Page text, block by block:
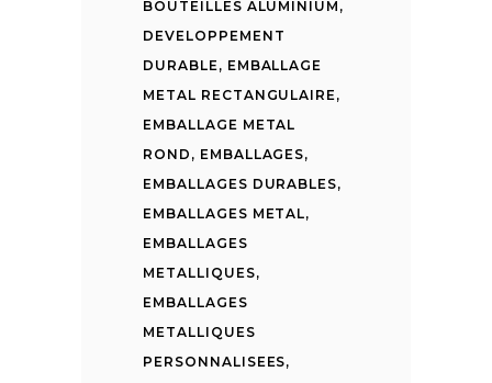
BOUTEILLES ALUMINIUM ,
DEVELOPPEMENT
DURABLE , EMBALLAGE
METAL RECTANGULAIRE ,
EMBALLAGE METAL
ROND , EMBALLAGES,
EMBALLAGES DURABLES,
EMBALLAGES METAL,
EMBALLAGES
METALLIQUES,
EMBALLAGES
METALLIQUES
PERSONNALISEES,